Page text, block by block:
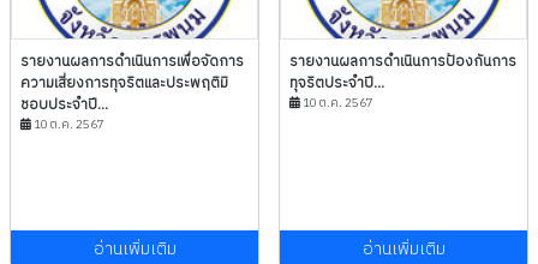
รายงานผลการดำเนินการเพื่อจัดการ
ความเสี่ยงการทุจริตและประพฤติมิ
ชอบประจำปี...
10 ต.ค. 2567
อ่านเพิ่มเติม
รายงานผลการดำเนินการป้องกันการ
ทุจริตประจำปี...
10 ต.ค. 2567
อ่านเพิ่มเติม